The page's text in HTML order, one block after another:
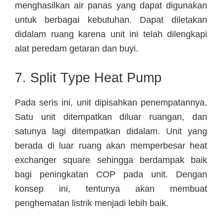
menghasilkan air panas yang dapat digunakan
untuk berbagai kebutuhan. Dapat diletakan
didalam ruang karena unit ini telah dilengkapi
alat peredam getaran dan buyi.
7. Split Type Heat Pump
Pada seris ini, unit dipisahkan penempatannya.
Satu unit ditempatkan diluar ruangan, dan
satunya lagi ditempatkan didalam. Unit yang
berada di luar ruang akan memperbesar heat
exchanger square sehingga berdampak baik
bagi peningkatan COP pada unit. Dengan
konsep ini, tentunya akan membuat
penghematan listrik menjadi lebih baik.